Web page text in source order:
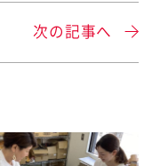
次の記事へ